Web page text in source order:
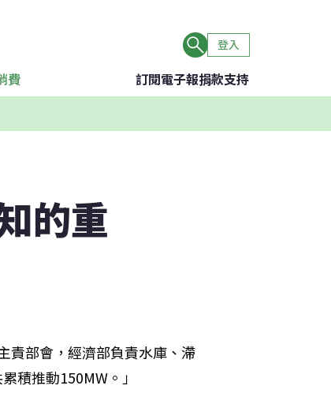
登入
費 訂閱電子報捐款支持
的重
責部會，經濟部負責水庫、滯
積推動150MW。」